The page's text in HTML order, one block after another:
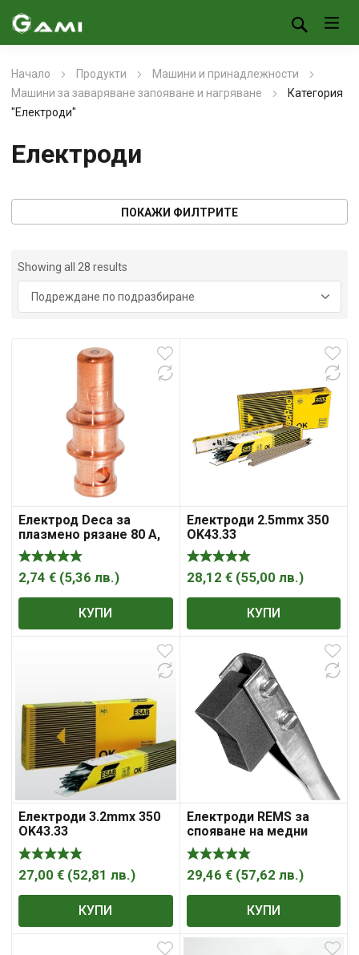
Начало Продукти
Машини и принадлежности
Машини за заваряване запояване и нагряване
Категория
"Електроди"
Електроди
ПОКАЖИ ФИЛТРИТЕ
Showing all 28 results
Електрод Deca за
плазмено рязане 80 A,
D-PAC 90
2,74 € (5,36 лв.)
КУПИ
Електроди 2.5mmx 350
OK43.33
28,12 € (55,00 лв.)
КУПИ
Електроди 3.2mmx 350
OK43.33
27,00 € (52,81 лв.)
КУПИ
Електроди REMS за
спояване на медни
тръби
29,46 € (57,62 лв.)
КУПИ